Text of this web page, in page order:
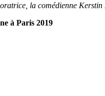
la comédienne
à Paris 2019